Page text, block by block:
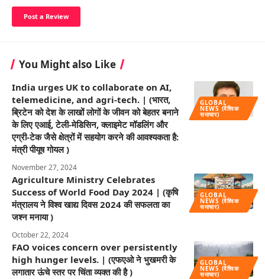
You Might also Like
GLOBAL
NEWS (वैश्विक
समाचार)
India urges UK to collaborate on AI,
telemedicine, and agri-tech. | (भारत,
ब्रिटेन को देश के लाखों लोगों के जीवन को बेहतर बनाने
के लिए एआई, टेली-मेडिसिन, क्लाइमेट मॉडलिंग और
एग्री-टेक जैसे क्षेत्रों में सहयोग करने की आवश्यकता है:
मंत्री पीयूष गोयल )
November 27, 2024
GLOBAL
NEWS (वैश्विक
समाचार)
Agriculture Ministry Celebrates
Success of World Food Day 2024 | (कृषि
मंत्रालय ने विश्व खाद्य दिवस 2024 की सफलता का
जश्न मनाया )
October 22, 2024
GLOBAL
NEWS (वैश्विक
समाचार)
FAO voices concern over persistently
high hunger levels. | (एफएओ ने भुखमरी के
लगातार ऊंचे स्तर पर चिंता व्यक्त की है )